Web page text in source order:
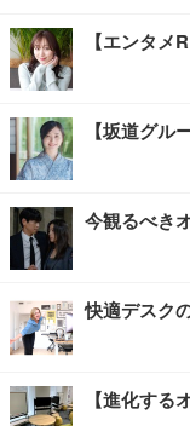
【エンタ
【坂道グ
今観るべき
快適デスク
【進化する